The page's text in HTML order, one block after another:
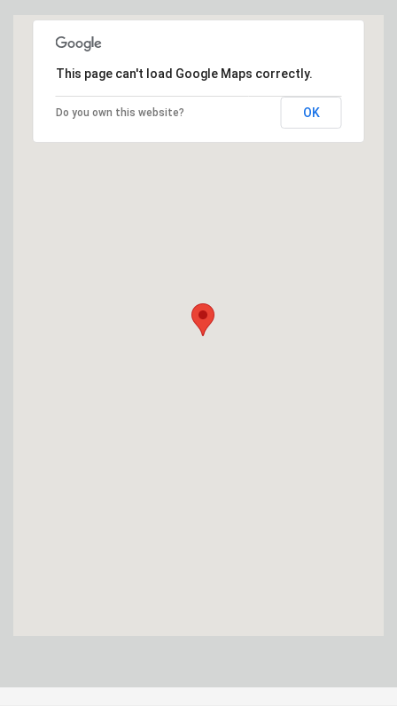
This page can't load Google Maps correctly.
Do you own this website? OK